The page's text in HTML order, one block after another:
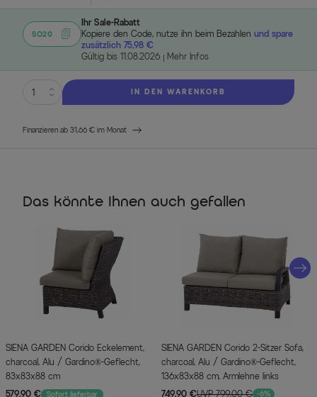
SO20
Ihr Sale-Rabatt
Kopiere den Code, nutze ihn beim Bezahlen und spare
zusätzlich 75,98 €
Gültig bis 11.08.2026
Mehr Infos
IN DEN WARENKORB
Finanzieren ab 31,66 € im Monat
Das könnte Ihnen auch gefallen
SIENA GARDEN Corido Eckelement,
charcoal, Alu / Gardino®-Geflecht,
83x83x88 cm
579,90 €
Sofort lieferbar
SIENA GARDEN Corido 2-Sitzer Sofa,
charcoal, Alu / Gardino®-Geflecht,
136x83x88 cm, Armlehne links
749,90 €UVP 799,00 € -6%